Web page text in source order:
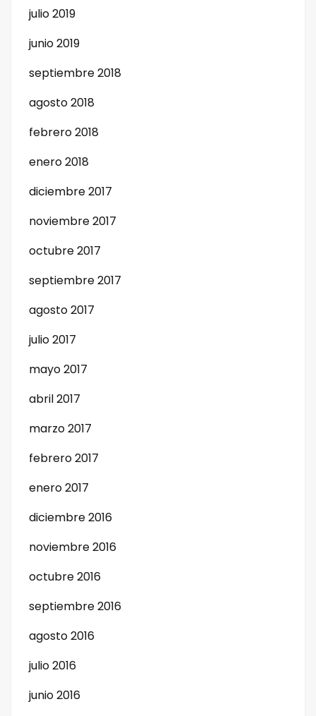
julio 2019
junio 2019
septiembre 2018
agosto 2018
febrero 2018
enero 2018
diciembre 2017
noviembre 2017
octubre 2017
septiembre 2017
agosto 2017
julio 2017
mayo 2017
abril 2017
marzo 2017
febrero 2017
enero 2017
diciembre 2016
noviembre 2016
octubre 2016
septiembre 2016
agosto 2016
julio 2016
junio 2016